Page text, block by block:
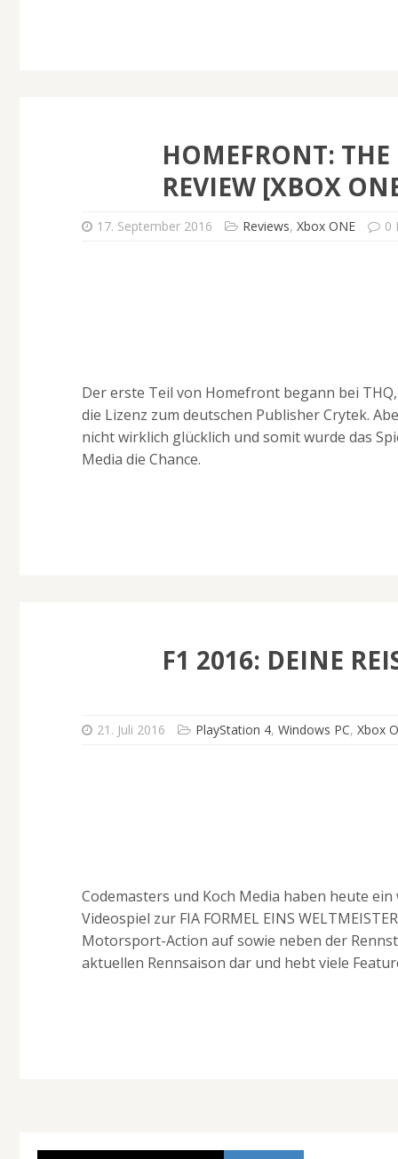
HOMEFRONT:
REVIEW [XBOX
17. September 2016 Reviews,Xbox ONE 0
Der erste Teil von Homefront begann bei
die Lizenz zum deutschen Publisher Crytek.
nicht wirklich glücklich und somit wurde das
Media die Chance.
F1 2016: DEINE
21. Juli 2016 PlayStation 4,Windows PC,Xbox
Codemasters und Koch Media haben heute
Videospiel zur FIA FORMEL EINS
Motorsport-Action auf sowie neben der
aktuellen Rennsaison dar und hebt viele